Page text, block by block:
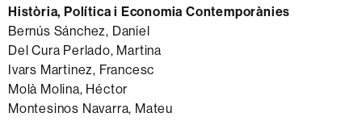
Història, Política i Economia Contemporànies
Bernús Sánchez, Daniel
Del Cura Perlado, Martina
Ivars Martinez, Francesc
Molà Molina, Héctor
Montesinos Navarra, Mateu